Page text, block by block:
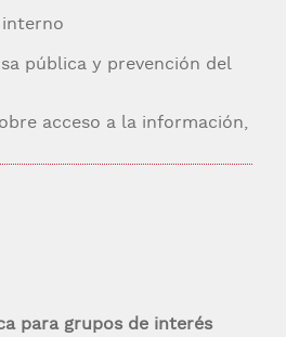
pública y prevención del
acceso a la información,
para grupos de interés